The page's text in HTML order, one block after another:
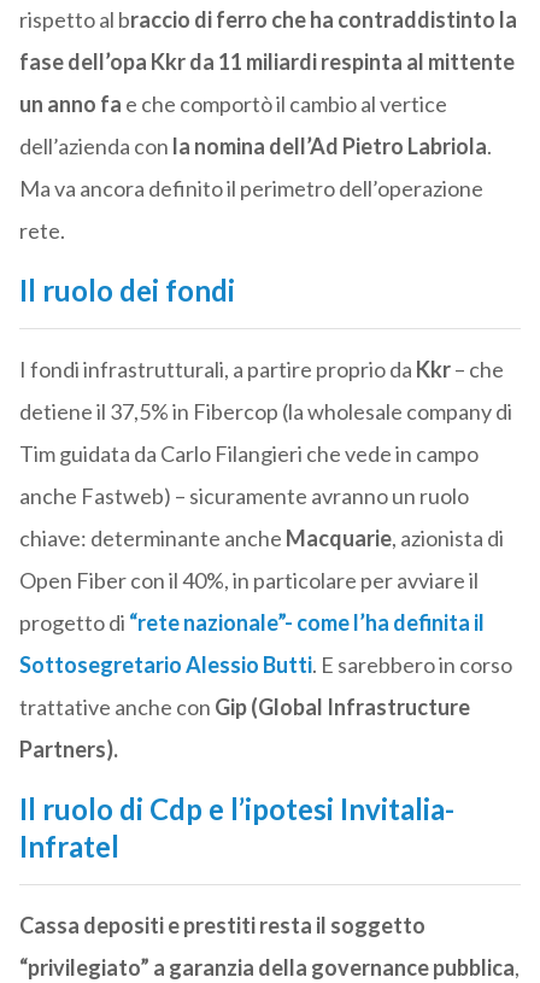
rispetto al braccio di ferro che ha contraddistinto la
fase dell’opa Kkr da 11 miliardi respinta al mittente
un anno fa e che comportò il cambio al vertice
dell’azienda con la nomina dell’Ad Pietro Labriola.
Ma va ancora definito il perimetro dell’operazione
rete.
Il ruolo dei fondi
I fondi infrastrutturali, a partire proprio da Kkr– che
detiene il 37,5% in Fibercop (la wholesale company di
Tim guidata da Carlo Filangieri che vede in campo
anche Fastweb) – sicuramente avranno un ruolo
chiave: determinante anche Macquarie, azionista di
Open Fiber con il 40%, in particolare per avviare il
progetto di “rete nazionale”- come l’ha definita il
Sottosegretario Alessio Butti. E sarebbero in corso
trattative anche con Gip (Global Infrastructure
Partners).
Il ruolo di Cdp e l’ipotesi Invitalia-
Infratel
Cassa depositi e prestiti resta il soggetto
“privilegiato” a garanzia della governance pubblica,